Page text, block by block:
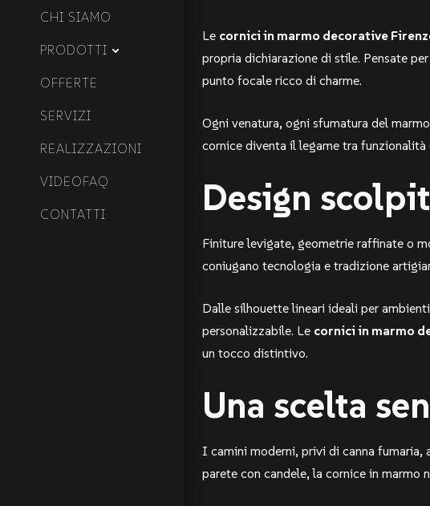
CHI SIAMO
PRODOTTI
OFFERTE
SERVIZI
REALIZZAZIONI
VIDEOFAQ
CONTATTI
Le cornici in marmo decorative
propria dichiarazione di stile. Pensate
punto focale ricco di charme.
Ogni venatura, ogni sfumatura del
cornice diventa il legame tra funzionalità
Design
Finiture levigate, geometrie raffinate o
coniugano tecnologia e tradizione
Dalle silhouette lineari ideali per
personalizzabile. Le cornici in marmo
un tocco distintivo.
Una scelta
I camini moderni, privi di canna
parete con candele, la cornice in marmo